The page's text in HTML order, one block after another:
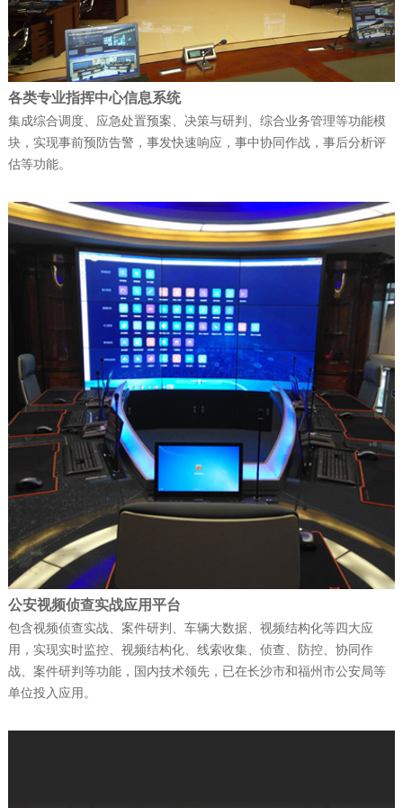
天维公司连续斩获多项…
公司新闻| 2025-12-09
富晋天维承建的解放军某部数据中心动力
环境综合系统工程项目顺…
公司新闻| 2026-05-21
军队资产管理变革：从“静态账本”到“动态
公司新闻| 2026-02-07
捷报！富晋天维连续中标两个军队核心信
息化项目
公司新闻| 2026-01-13
武警综合指挥信息化平台成功试运行
公司新闻 | 2026-01-12
科技赋能强军 ——深圳富晋天维信息通讯
技术有限公司承建解放…
各类专业指挥中心信息系统
集成综合调度、应急处置预案、决策与研判、综合业务管理等功能模
块，实现事前预防告警，事发快速响应，事中协同作战，事后分析评
估等功能。
公安视频侦查实战应用平台
包含视频侦查实战、案件研判、车辆大数据、视频结构化等四大应
用，实现实时监控、视频结构化、线索收集、侦查、防控、协同作
战、案件研判等功能，国内技术领先，已在长沙市和福州市公安局等
单位投入应用。